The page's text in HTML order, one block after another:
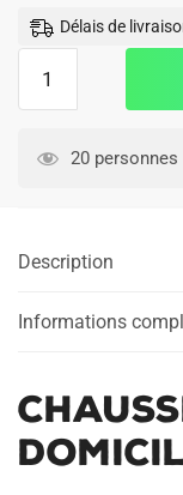
prix
initial
19.90€.
prix
Délais de
Japon
20
Description
Informations